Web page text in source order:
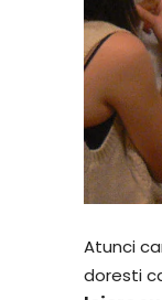
Atunci
doresti